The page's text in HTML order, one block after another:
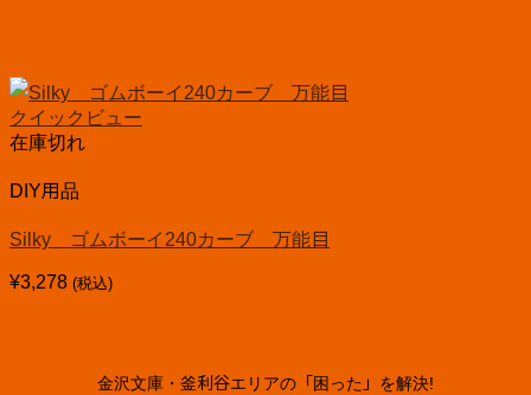
クイックビュー
在庫切れ
DIY用品
Silky ゴムボーイ240カーブ 万能目
¥3,278 (税込)
金沢文庫・釜利谷エリアの「困った」を解決!